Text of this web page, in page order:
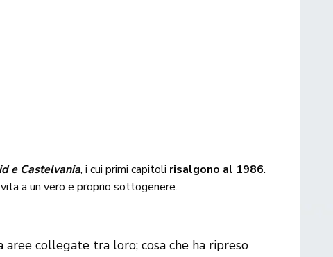
e Castelvania, i cui primi capitoli risalgono al 1986.
a un vero e proprio sottogenere.
collegate tra loro; cosa che ha ripreso